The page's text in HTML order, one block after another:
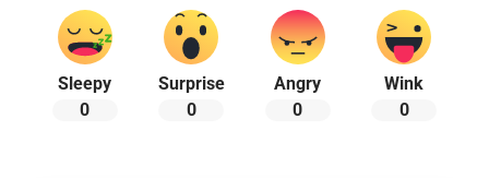
Sleepy
0
Surprise
0
Angry
0
Wink
0